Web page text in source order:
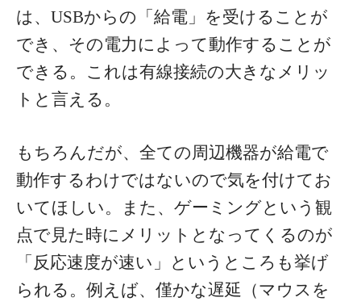
は、USBからの「給電」を受けることが
でき、その電力によって動作することが
できる。これは有線接続の大きなメリッ
トと言える。
もちろんだが、全ての周辺機器が給電で
動作するわけではないので気を付けてお
いてほしい。また、ゲーミングという観
点で見た時にメリットとなってくるのが
「反応速度が速い」というところも挙げ
られる。例えば、僅かな遅延（マウスを